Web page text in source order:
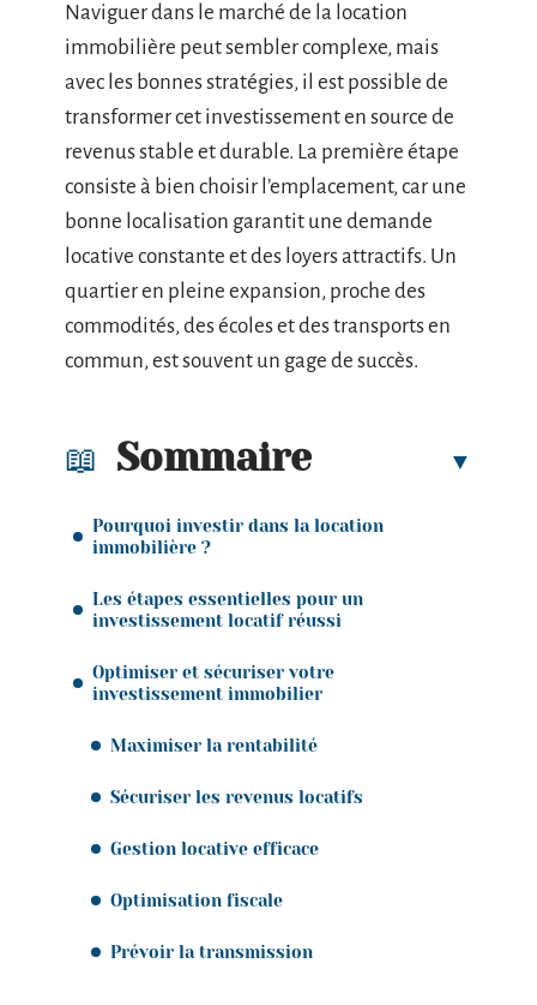
Naviguer dans le marché de la location
immobilière peut sembler complexe, mais
avec les bonnes stratégies, il est possible de
transformer cet investissement en source de
revenus stable et durable. La première étape
consiste à bien choisir l’emplacement, car une
bonne localisation garantit une demande
locative constante et des loyers attractifs. Un
quartier en pleine expansion, proche des
commodités, des écoles et des transports en
commun, est souvent un gage de succès.
Sommaire
Pourquoi investir dans la location
immobilière ?
Les étapes essentielles pour un
investissement locatif réussi
Optimiser et sécuriser votre
investissement immobilier
Maximiser la rentabilité
Sécuriser les revenus locatifs
Gestion locative efficace
Optimisation fiscale
Prévoir la transmission